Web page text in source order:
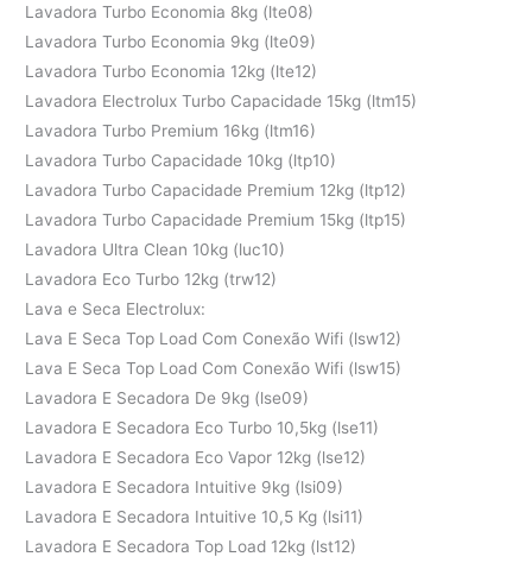
Lavadora Turbo Economia 8kg (lte08)
Lavadora Turbo Economia 9kg (lte09)
Lavadora Turbo Economia 12kg (lte12)
Lavadora Electrolux Turbo Capacidade 15kg (ltm15)
Lavadora Turbo Premium 16kg (ltm16)
Lavadora Turbo Capacidade 10kg (ltp10)
Lavadora Turbo Capacidade Premium 12kg (ltp12)
Lavadora Turbo Capacidade Premium 15kg (ltp15)
Lavadora Ultra Clean 10kg (luc10)
Lavadora Eco Turbo 12kg (trw12)
Lava e Seca Electrolux:
Lava E Seca Top Load Com Conexão Wifi (lsw12)
Lava E Seca Top Load Com Conexão Wifi (lsw15)
Lavadora E Secadora De 9kg (lse09)
Lavadora E Secadora Eco Turbo 10,5kg (lse11)
Lavadora E Secadora Eco Vapor 12kg (lse12)
Lavadora E Secadora Intuitive 9kg (lsi09)
Lavadora E Secadora Intuitive 10,5 Kg (lsi11)
Lavadora E Secadora Top Load 12kg (lst12)